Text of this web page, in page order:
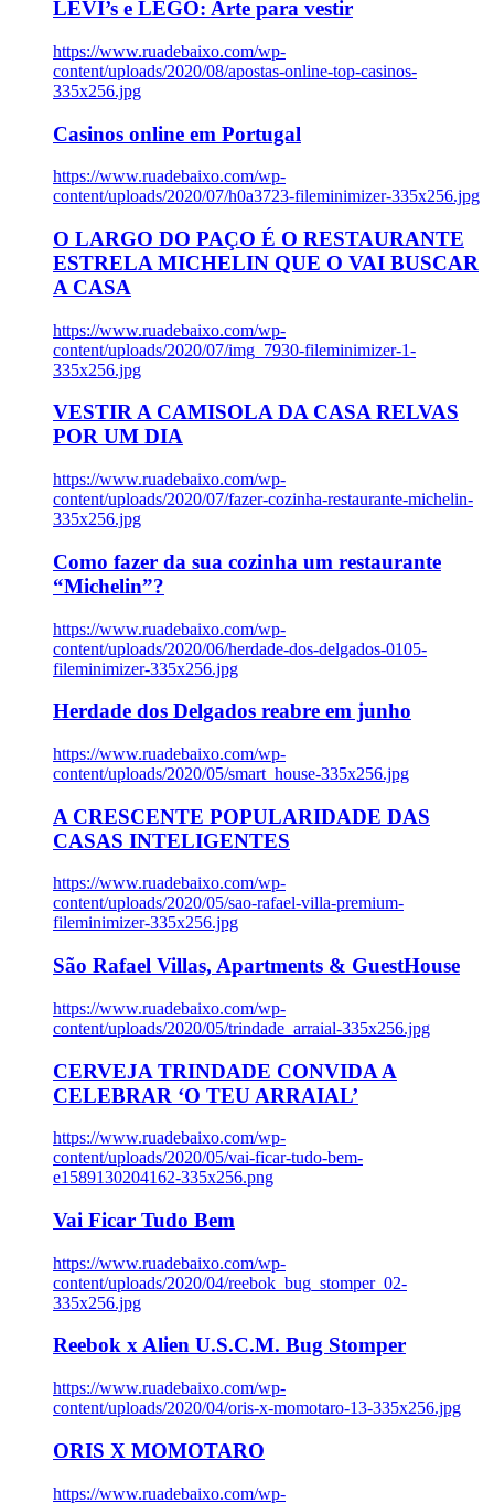
LEVI’s e LEGO: Arte para vestir
https://www.ruadebaixo.com/wp-
content/uploads/2020/08/apostas-online-top-casinos-
335x256.jpg
Casinos online em Portugal
https://www.ruadebaixo.com/wp-
content/uploads/2020/07/h0a3723-fileminimizer-335x256.jpg
O LARGO DO PAÇO É O RESTAURANTE
ESTRELA MICHELIN QUE O VAI BUSCAR
A CASA
https://www.ruadebaixo.com/wp-
content/uploads/2020/07/img_7930-fileminimizer-1-
335x256.jpg
VESTIR A CAMISOLA DA CASA RELVAS
POR UM DIA
https://www.ruadebaixo.com/wp-
content/uploads/2020/07/fazer-cozinha-restaurante-michelin-
335x256.jpg
Como fazer da sua cozinha um restaurante
“Michelin”?
https://www.ruadebaixo.com/wp-
content/uploads/2020/06/herdade-dos-delgados-0105-
fileminimizer-335x256.jpg
Herdade dos Delgados reabre em junho
https://www.ruadebaixo.com/wp-
content/uploads/2020/05/smart_house-335x256.jpg
A CRESCENTE POPULARIDADE DAS
CASAS INTELIGENTES
https://www.ruadebaixo.com/wp-
content/uploads/2020/05/sao-rafael-villa-premium-
fileminimizer-335x256.jpg
São Rafael Villas, Apartments & GuestHouse
https://www.ruadebaixo.com/wp-
content/uploads/2020/05/trindade_arraial-335x256.jpg
CERVEJA TRINDADE CONVIDA A
CELEBRAR ‘O TEU ARRAIAL’
https://www.ruadebaixo.com/wp-
content/uploads/2020/05/vai-ficar-tudo-bem-
e1589130204162-335x256.png
Vai Ficar Tudo Bem
https://www.ruadebaixo.com/wp-
content/uploads/2020/04/reebok_bug_stomper_02-
335x256.jpg
Reebok x Alien U.S.C.M. Bug Stomper
https://www.ruadebaixo.com/wp-
content/uploads/2020/04/oris-x-momotaro-13-335x256.jpg
ORIS X MOMOTARO
https://www.ruadebaixo.com/wp-